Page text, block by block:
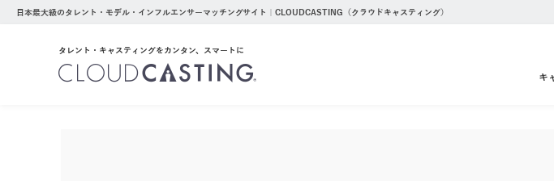
日本最大級のタレント・モデル・インフルエンサーマッチングサイト｜CLOUDCASTING（クラウドキャスティング）
タレント・キャスティングをカンタン、スマートに
キ